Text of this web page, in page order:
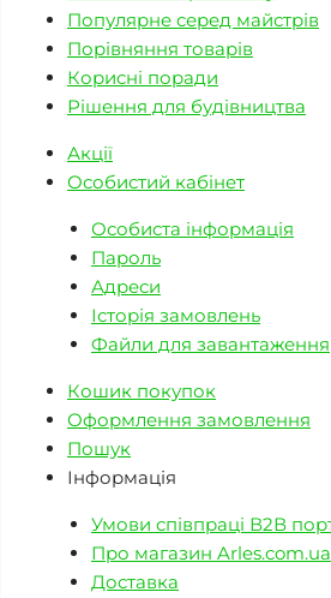
Популярне серед майстрів
Порівняння товарів
Корисні поради
Рішення для будівництва
Акції
Особистий кабінет
Особиста інформація
Пароль
Адреси
Історія замовлень
Файли для завантаження
Кошик покупок
Оформлення замовлення
Пошук
Інформація
Умови співпраці В2В
Про магазин Arles.com.ua
Доставка